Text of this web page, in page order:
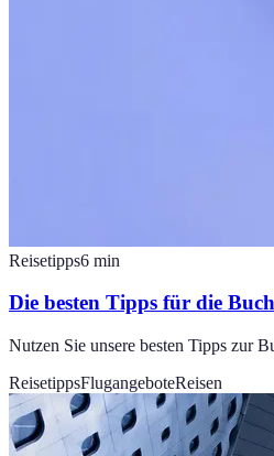
Reisetipps6 min
Die besten Tipps für die
Nutzen Sie unsere besten Tipps zur
ReisetippsFlugangeboteReisen